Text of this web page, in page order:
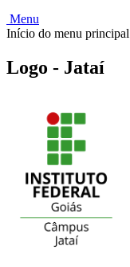
Menu
Início do menu principal
Logo - Jataí